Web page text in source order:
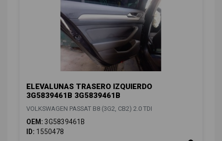
ELEVALUNAS TRASERO IZQUIERDO
3G5839461B 3G5839461B
VOLKSWAGEN PASSAT B8 (3G2, CB2) 2.0 TDI
OEM: 3G5839461B
ID: 1550478